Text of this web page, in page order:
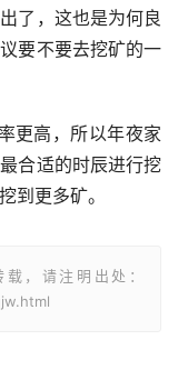
了，这也是为何良
要不要去挖矿的一
合适的时辰进行挖
到更多矿。
，请注明出处：